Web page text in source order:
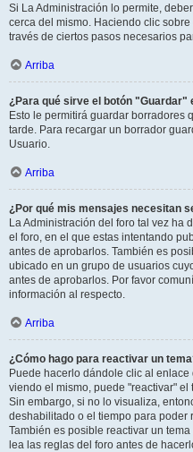
Si La Administración lo permite,
cerca del mismo. Haciendo clic
través de ciertos pasos necesarios
Arriba
¿Para qué sirve el botón "Guardar"
Esto le permitirá guardar borradores
tarde. Para recargar un borrador
Usuario.
Arriba
¿Por qué mis mensajes necesitan
La Administración del foro tal vez ha
el foro, en el que estas intentando
antes de aprobarlos. También es
ubicado en un grupo de usuarios
antes de aprobarlos. Por favor
información al respecto.
Arriba
¿Cómo hago para reactivar un
Puede hacerlo dándole clic al
viendo el mismo, puede "reactivar"
Sin embargo, si no lo visualiza,
deshabilitado o el tiempo para
También es posible reactivar un
lea las reglas del foro antes de